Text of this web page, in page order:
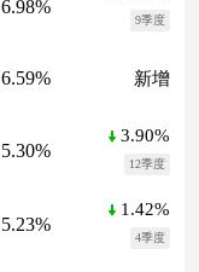
6.98%
9季度
6.59% 新增
5.30%
3.90%
12季度
5.23%
1.42%
4季度